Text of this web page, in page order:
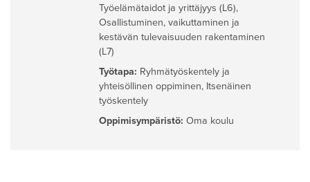
Työelämätaidot ja yrittäjyys (L6),
Osallistuminen, vaikuttaminen ja
kestävän tulevaisuuden rakentaminen
(L7)
Työtapa: Ryhmätyöskentely ja
yhteisöllinen oppiminen, Itsenäinen
työskentely
Oppimisympäristö: Oma koulu